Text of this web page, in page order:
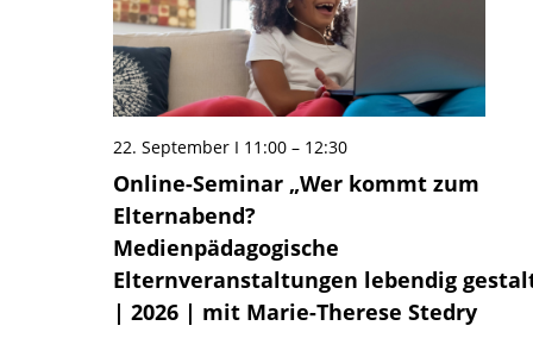
Online-Seminar „Wer kommt zum
Elternabend?
Medienpädagogische
Elternveranstaltungen lebendig
| 2026 | mit Marie-Therese Stedry
22. September I 11:00– 12:30